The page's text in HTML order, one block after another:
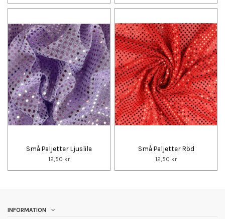
Små Paljetter Ljuslila
12,50 kr
Små Paljetter Röd
12,50 kr
INFORMATION